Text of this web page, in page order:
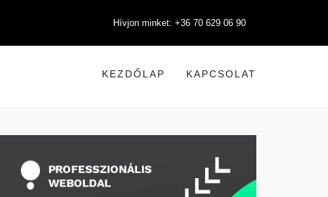
Hívjon minket: +36 70 629 06 90
KEZDŐLAP KAPCSOLAT